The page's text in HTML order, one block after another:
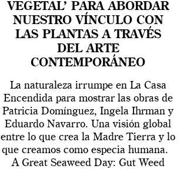
VEGETAL’ PARA ABORDAR
NUESTRO VÍNCULO CON
LAS PLANTAS A TRAVÉS
DEL ARTE
CONTEMPORÁNEO
La naturaleza irrumpe en La Casa
Encendida para mostrar las obras de
Patricia Domínguez, Ingela Ihrman y
Eduardo Navarro. Una visión global
entre lo que crea la Madre Tierra y lo
que creamos como especia humana.
A Great Seaweed Day: Gut Weed